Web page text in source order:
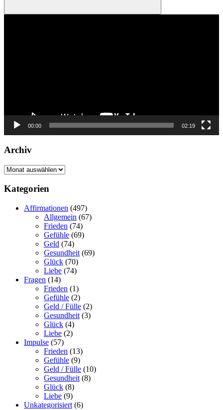
Suchen
00:00 02:19
Archiv
Archiv
Kategorien
Affirmationen (497)
Allgemein (67)
Frieden (74)
Gefühle (69)
Geld (74)
Gesundheit (69)
Glück (70)
Liebe (74)
Fragen (14)
Frieden (1)
Gefühle (2)
Geld / Fülle (2)
Gesundheit (3)
Glück (4)
Liebe (2)
Impulse (57)
Frieden (13)
Gefühle (9)
Geld / Fülle (10)
Gesundheit (8)
Glück (8)
Liebe (9)
Unkategorisiert (6)